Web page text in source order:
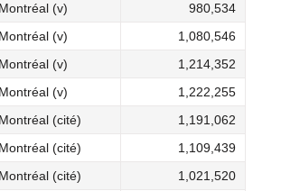
Montréal (v)
980,534
Montréal (v)
1,080,546
Montréal (v)
1,214,352
Montréal (v)
1,222,255
Montréal (cité)
1,191,062
Montréal (cité)
1,109,439
Montréal (cité)
1,021,520